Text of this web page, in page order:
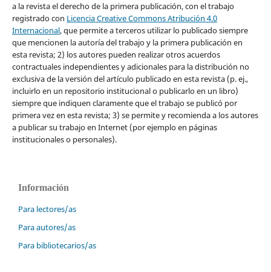
a la revista el derecho de la primera publicación, con el trabajo
registrado con Licencia Creative Commons Atribución 4.0
Internacional, que permite a terceros utilizar lo publicado siempre
que mencionen la autoría del trabajo y la primera publicación en
esta revista; 2) los autores pueden realizar otros acuerdos
contractuales independientes y adicionales para la distribución no
exclusiva de la versión del artículo publicado en esta revista (p. ej.,
incluirlo en un repositorio institucional o publicarlo en un libro)
siempre que indiquen claramente que el trabajo se publicó por
primera vez en esta revista; 3) se permite y recomienda a los autores
a publicar su trabajo en Internet (por ejemplo en páginas
institucionales o personales).
Información
Para lectores/as
Para autores/as
Para bibliotecarios/as